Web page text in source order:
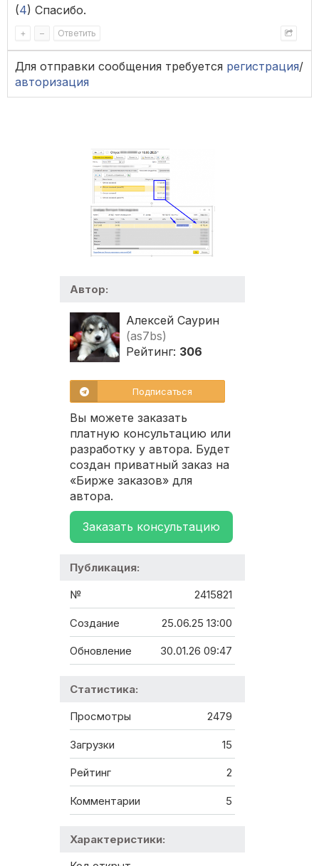
(4) Спасибо.
+ – Ответить
Для отправки сообщения требуется регистрация/
авторизация
Автор:
Алексей Саурин
(as7bs)
Рейтинг: 306
Подписаться
Вы можете заказать
платную консультацию или
разработку у автора. Будет
создан приватный заказ на
«Бирже заказов» для
автора.
Заказать консультацию
Публикация:
№ 2415821
Создание 25.06.25 13:00
Обновление 30.01.26 09:47
Статистика:
Просмотры 2479
Загрузки 15
Рейтинг 2
Комментарии 5
Характеристики: